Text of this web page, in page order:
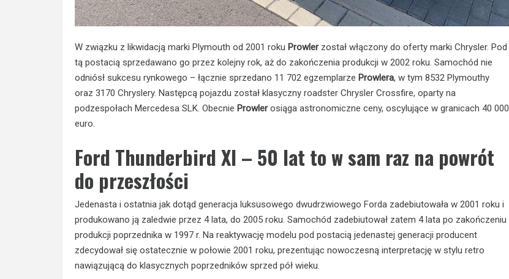
W związku z likwidacją marki Plymouth od 2001 roku Prowlerzostał włączony do oferty marki Chrysler. Pod
tą postacią sprzedawano go przez kolejny rok, aż do zakończenia produkcji w 2002 roku. Samochód nie
odniósł sukcesu rynkowego – łącznie sprzedano 11 702 egzemplarze Prowlera, w tym 8532 Plymouthy
oraz 3170 Chryslery. Następcą pojazdu został klasyczny roadster Chrysler Crossfire, oparty na
podzespołach Mercedesa SLK. Obecnie Prowlerosiąga astronomiczne ceny, oscylujące w granicach 40 000
euro.
Ford Thunderbird XI – 50 lat to w sam raz na powrót
do przeszłości
Jedenasta i ostatnia jak dotąd generacja luksusowego dwudrzwiowego Forda zadebiutowała w 2001 roku i
produkowano ją zaledwie przez 4 lata, do 2005 roku. Samochód zadebiutował zatem 4 lata po zakończeniu
produkcji poprzednika w 1997 r. Na reaktywację modelu pod postacią jedenastej generacji producent
zdecydował się ostatecznie w połowie 2001 roku, prezentując nowoczesną interpretację w stylu retro
nawiązującą do klasycznych poprzedników sprzed pół wieku.